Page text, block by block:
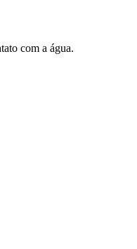
com a água.